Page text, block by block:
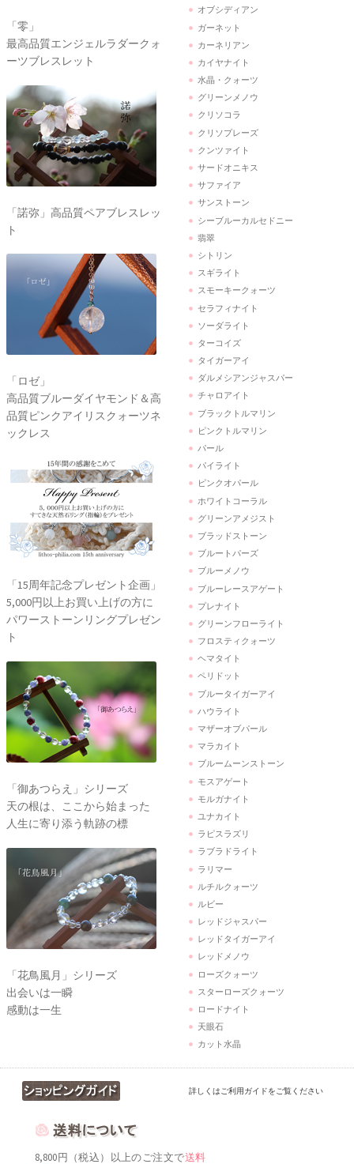
「零」
最高品質エンジェルラダークォ
ーツブレスレット
「諾弥」高品質ペアブレスレッ
ト
「ロゼ」
高品質ブルーダイヤモンド＆高
品質ピンクアイリスクォーツネ
ックレス
「15周年記念プレゼント企画」
5,000円以上お買い上げの方に
パワーストーンリングプレゼン
ト
「御あつらえ」シリーズ
天の根は、ここから始まった
人生に寄り添う軌跡の標
「花鳥風月」シリーズ
出会いは一瞬
感動は一生
オブシディアン
ガーネット
カーネリアン
カイヤナイト
水晶・クォーツ
グリーンメノウ
クリソコラ
クリソプレーズ
クンツァイト
サードオニキス
サファイア
サンストーン
シーブルーカルセドニー
翡翠
シトリン
スギライト
スモーキークォーツ
セラフィナイト
ソーダライト
ターコイズ
タイガーアイ
ダルメシアンジャスパー
チャロアイト
ブラックトルマリン
ピンクトルマリン
パール
パイライト
ピンクオパール
ホワイトコーラル
グリーンアメジスト
ブラッドストーン
ブルートパーズ
ブルーメノウ
ブルーレースアゲート
プレナイト
グリーンフローライト
フロスティクォーツ
ヘマタイト
ペリドット
ブルータイガーアイ
ハウライト
マザーオブパール
マラカイト
ブルームーンストーン
モスアゲート
モルガナイト
ユナカイト
ラピスラズリ
ラブラドライト
ラリマー
ルチルクォーツ
ルビー
レッドジャスパー
レッドタイガーアイ
レッドメノウ
ローズクォーツ
スターローズクォーツ
ロードナイト
天眼石
カット水晶
詳しくはご利用ガイドをご覧ください
8,800円（税込）以上のご注文で送料